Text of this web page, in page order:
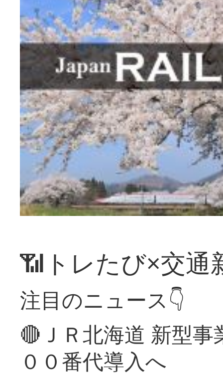
📶トレたび×交通
注目のニュース👇
🔴ＪＲ北海道 新型
００番代導入へ